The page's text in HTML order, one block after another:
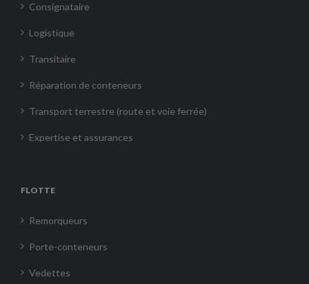
Consignataire
Logistique
Transitaire
Réparation de conteneurs
Transport terrestre (route et voie ferrée)
Expertise et assurances
FLOTTE
Remorqueurs
Porte-conteneurs
Vedettes